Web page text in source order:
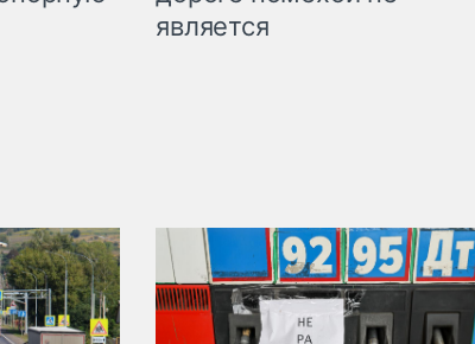
является